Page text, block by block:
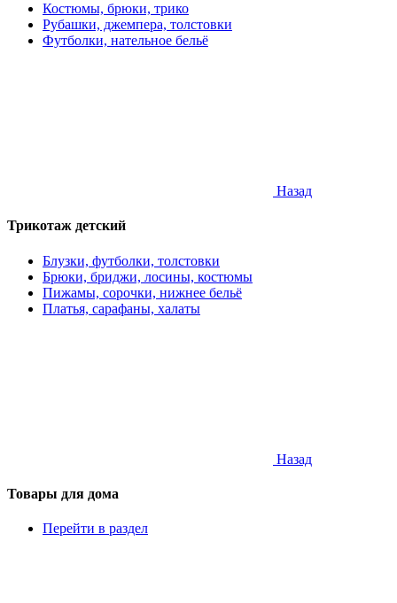
Костюмы, брюки, трико
Рубашки, джемпера, толстовки
Футболки, нательное бельё
Назад
Трикотаж детский
Блузки, футболки, толстовки
Брюки, бриджи, лосины, костюмы
Пижамы, сорочки, нижнее бельё
Платья, сарафаны, халаты
Назад
Товары для дома
Перейти в раздел